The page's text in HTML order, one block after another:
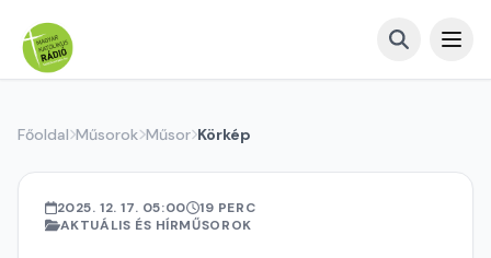
Főoldal Műsorok Műsor Körkép
2025. 12. 17. 05:00
19 PERC
AKTUÁLIS ÉS HÍRMŰSOROK